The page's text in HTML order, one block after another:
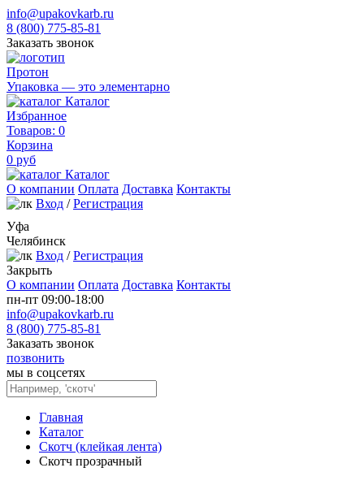
info@upakovkarb.ru
8 (800) 775-85-81
Заказать звонок
Протон
Упаковка — это элементарно
Каталог
Избранное
Товаров: 0
Корзина
0 руб
Каталог
О компании Оплата Доставка Контакты
Вход / Регистрация
Уфа
Челябинск
Вход / Регистрация
Закрыть
О компании Оплата Доставка Контакты
пн-пт 09:00-18:00
info@upakovkarb.ru
8 (800) 775-85-81
Заказать звонок
позвонить
мы в соцсетях
Главная
Каталог
Скотч (клейкая лента)
Скотч прозрачный